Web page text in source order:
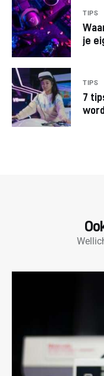
TIPS
je
TIPS
7